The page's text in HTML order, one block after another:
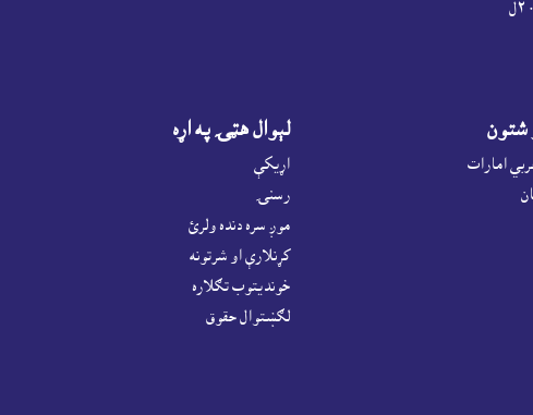
شتون
امارات
لېوال هټۍ په اړه
اړيکې
رسنۍ
موږ سره دنده ولرئ
کړنلارې او شرتونه
خونديتوب تګلاره
لګښتوال حقوق